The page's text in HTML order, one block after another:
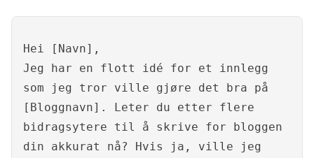
Hei [Navn],
Jeg har en flott idé for et innlegg
som jeg tror ville gjøre det bra på
[Bloggnavn]. Leter du etter flere
bidragsytere til å skrive for bloggen
din akkurat nå? Hvis ja, ville jeg